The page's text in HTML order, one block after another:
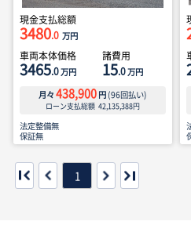
現金支払総額
3480.0 万円
車両本体価格
3465.0万円
諸費用
15.0万円
月々 438,900 円 (96回払い)
ローン支払総額 42,135,388円
法定整備無
保証無
1